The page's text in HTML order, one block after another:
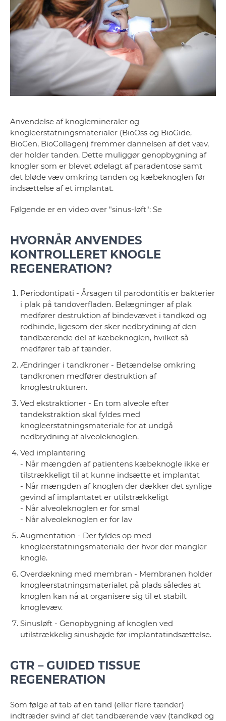
Anvendelse af knoglemineraler og
knogleerstatningsmaterialer (BioOss og BioGide,
BioGen, BioCollagen) fremmer dannelsen af det væv,
der holder tanden. Dette muliggør genopbygning af
knogler som er blevet ødelagt af paradentose samt
det bløde væv omkring tanden og kæbeknoglen før
indsættelse af et implantat.
Følgende er en video over "sinus-løft": Se
HVORNÅR ANVENDES
KONTROLLERET KNOGLE
REGENERATION?
Periodontipati - Årsagen til parodontitis er bakterier
i plak på tandoverfladen. Belægninger af plak
medfører destruktion af bindevævet i tandkød og
rodhinde, ligesom der sker nedbrydning af den
tandbærende del af kæbeknoglen, hvilket så
medfører tab af tænder.
Ændringer i tandkroner - Betændelse omkring
tandkronen medfører destruktion af
knoglestrukturen.
Ved ekstraktioner - En tom alveole efter
tandekstraktion skal fyldes med
knogleerstatningsmateriale for at undgå
nedbrydning af alveoleknoglen.
Ved implantering
- Når mængden af patientens kæbeknogle ikke er
tilstrækkeligt til at kunne indsætte et implantat
- Når mængden af knoglen der dækker det synlige
gevind af implantatet er utilstrækkeligt
- Når alveoleknoglen er for smal
- Når alveoleknoglen er for lav
Augmentation - Der fyldes op med
knogleerstatningsmateriale der hvor der mangler
knogle.
Overdækning med membran - Membranen holder
knogleerstatningsmaterialet på plads således at
knoglen kan nå at organisere sig til et stabilt
knoglevæv.
Sinusløft - Genopbygning af knoglen ved
utilstrækkelig sinushøjde før implantatindsættelse.
GTR – GUIDED TISSUE
REGENERATION
Som følge af tab af en tand (eller flere tænder)
indtræder svind af det tandbærende væv (tandkød og